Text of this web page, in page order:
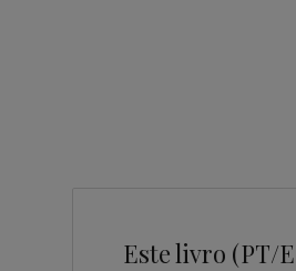
Este livro (PT/